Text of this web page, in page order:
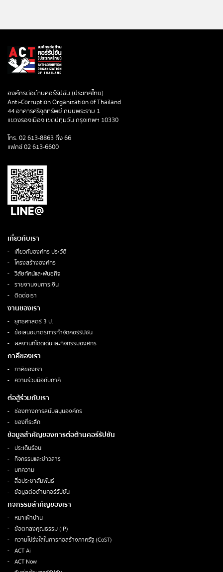
องค์กรต่อต้านคอร์รัปชัน (ประเทศไทย)
Anti-Corruption Organization of Thailand
44 อาคารศรีจุลทรัพย์ ถนนพระราม 1
แขวงรองเมือง เขตปทุมวัน กรุงเทพฯ 10330
โทร. 02 613-8863 ถึง 66
แฟกซ์ 02 613-6600
เกี่ยวกับเรา
เกี่ยวกับองค์กร ประวัติ
โครงสร้างองค์กร
วิสัยทัศน์และพันธกิจ
รายงานงบการเงิน
ติดต่อเรา
งานของเรา
ยุทธศาสตร์ 3 ป.
ข้อเสนอมาตรการกำจัดคอร์รัปชัน
ผลงานที่โดดเด่นและกิจกรรมองค์กร
ภาคีของเรา
ภาคีของเรา
ความร่วมมือกับภาคี
ต่อสู้ร่วมกับเรา
ช่องทางการสนับสนุนองค์กร
ของที่ระลึก
ข้อมูลสำคัญของการต่อต้านคอร์รัปชัน
ประเด็นร้อน
กิจกรรมและข่าวสาร
บทความ
สื่อประชาสัมพันธ์
ข้อมูลต่อต้านคอร์รัปชัน
กิจกรรมสำคัญของเรา
หมาเฝ้าบ้าน
ข้อตกลงคุณธรรม (IP)
ความโปร่งใสในการก่อสร้างภาครัฐ (CoST)
ACT Ai
ACT Now